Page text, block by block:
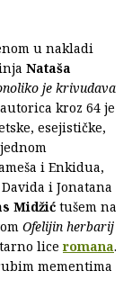
u nakladi
Nataša
je krivudava
kroz 64 je
esejističke,
i Enkidua,
i Jonatana
Midžić tušem na
Ofelijin herbarij
liceromana.
mementima